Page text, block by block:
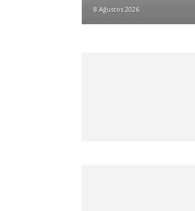
8 Ağustos 2026